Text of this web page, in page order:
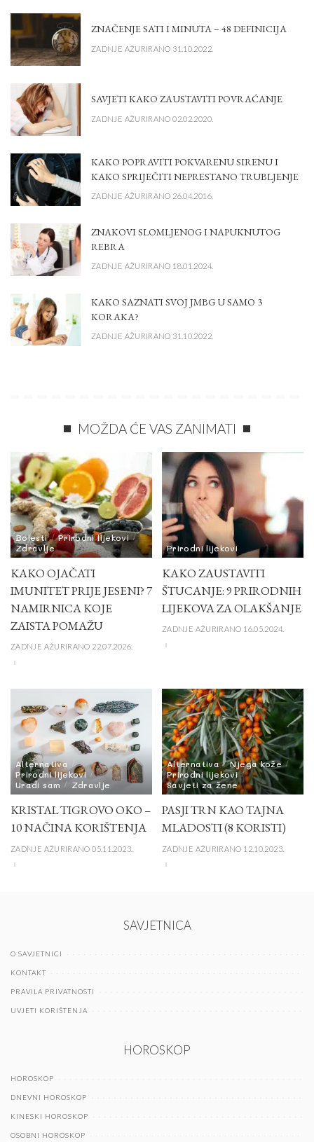
ZNAČENJE SATI I MINUTA – 48 DEFINICIJA
ZADNJE AŽURIRANO 31.10.2022.
SAVJETI KAKO ZAUSTAVITI POVRAĆANJE
ZADNJE AŽURIRANO 02.02.2020.
KAKO POPRAVITI POKVARENU SIRENU I
KAKO SPRIJEČITI NEPRESTANO TRUBLJENJE
ZADNJE AŽURIRANO 26.04.2016.
ZNAKOVI SLOMLJENOG I NAPUKNUTOG
REBRA
ZADNJE AŽURIRANO 18.01.2024.
KAKO SAZNATI SVOJ JMBG U SAMO 3
KORAKA?
ZADNJE AŽURIRANO 31.10.2022.
MOŽDA ĆE VAS ZANIMATI
Bolesti
Prirodni lijekovi
Zdravlje
KAKO OJAČATI
IMUNITET PRIJE JESENI? 7
NAMIRNICA KOJE
ZAISTA POMAŽU
ZADNJE AŽURIRANO 22.07.2026.
Prirodni lijekovi
KAKO ZAUSTAVITI
ŠTUCANJE: 9 PRIRODNIH
LIJEKOVA ZA OLAKŠANJE
ZADNJE AŽURIRANO 16.05.2024.
Alternativa
Prirodni lijekovi
Uradi sam
Zdravlje
KRISTAL TIGROVO OKO –
10 NAČINA KORIŠTENJA
ZADNJE AŽURIRANO 05.11.2023.
Alternativa
Njega kože
Prirodni lijekovi
Savjeti za žene
PASJI TRN KAO TAJNA
MLADOSTI (8 KORISTI)
ZADNJE AŽURIRANO 12.10.2023.
SAVJETNICA
O SAVJETNICI
KONTAKT
PRAVILA PRIVATNOSTI
UVJETI KORIŠTENJA
HOROSKOP
HOROSKOP
DNEVNI HOROSKOP
KINESKI HOROSKOP
OSOBNI HOROSKOP